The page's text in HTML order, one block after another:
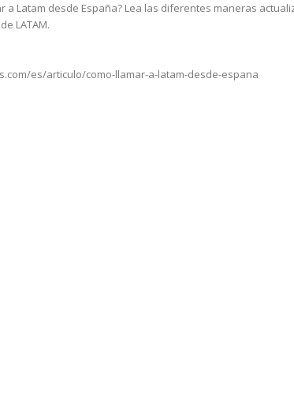
a Latam desde España? Lea las diferentes maneras
LATAM.
es/articulo/como-llamar-a-latam-desde-espana